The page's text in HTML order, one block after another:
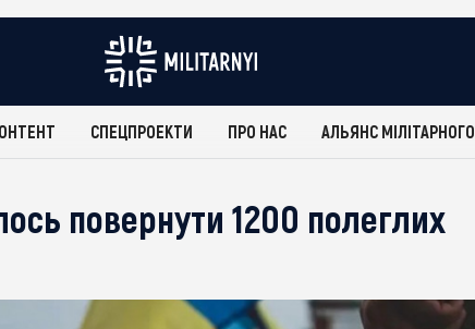
СПЕЦПРОЕКТИ ПРО НАС АЛЬЯНС МІЛІТАРНОГО
повернути 1200 полеглих